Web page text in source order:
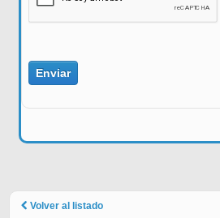
Volver al listado